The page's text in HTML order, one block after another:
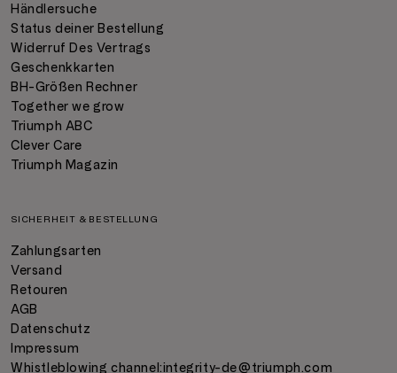
Händlersuche
Status deiner Bestellung
Widerruf Des Vertrags
Geschenkkarten
BH-Größen Rechner
Together we grow
Triumph ABC
Clever Care
Triumph Magazin
SICHERHEIT & BESTELLUNG
Zahlungsarten
Versand
Retouren
AGB
Datenschutz
Impressum
Whistleblowing channel:integrity-de@triumph.com